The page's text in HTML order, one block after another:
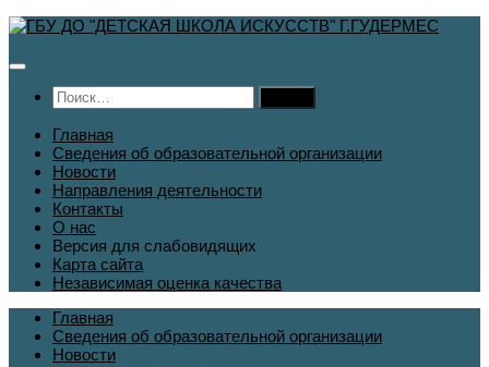
Перейти
содержимому
Найти:
Главная
Сведения об образовательной организации
Новости
Направления деятельности
Контакты
О нас
Версия для слабовидящих
Карта сайта
Независимая оценка качества
Главная
Сведения об образовательной организации
Новости